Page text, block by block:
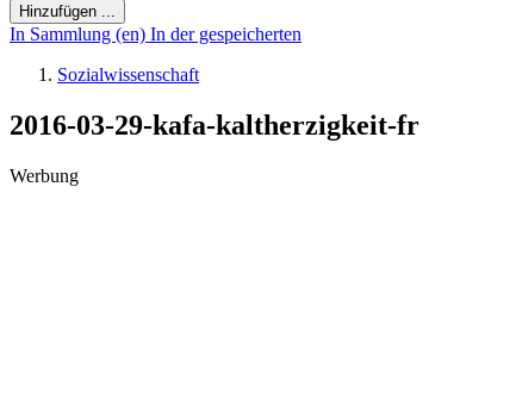
Hinzufügen ...
In Sammlung (en) In der gespeicherten
Sozialwissenschaft
2016-03-29-kafa-kaltherzigkeit-fr
Werbung